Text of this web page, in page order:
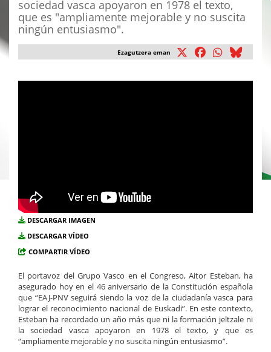
sociedad vasca apoyaron en 1978 el texto,
que es "ampliamente mejorable y no suscita
ningún entusiasmo".
Ezagutzera eman
DESCARGAR IMAGEN
DESCARGAR VÍDEO
COMPARTIR VÍDEO
El portavoz del Grupo Vasco en el Congreso, Aitor Esteban, ha
asegurado hoy en el 46 aniversario de la Constitución española
que “EAJ-PNV seguirá siendo la voz de la ciudadanía vasca para
lograr el reconocimiento nacional de Euskadi”. En este contexto,
Esteban ha recordado un año más que ni la formación jeltzale ni
la sociedad vasca apoyaron en 1978 el texto, y que es
“ampliamente mejorable y no suscita ningún entusiasmo”.